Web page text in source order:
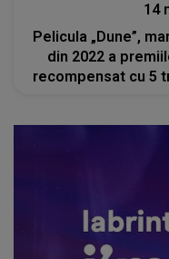
14
Pelicula „Dune”,
din 2022 a
recompensat cu 5